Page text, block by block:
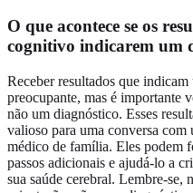
O que acontece se os
cognitivo indicarem um
Receber resultados que
preocupante, mas é importante
não um diagnóstico. Esses
valioso para uma conversa com
médico de família. Eles podem
passos adicionais e ajudá-lo a
sua saúde cerebral. Lembre-se,